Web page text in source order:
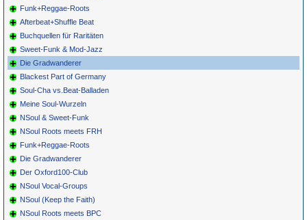
Funk+Reggae-Roots
Afterbeat+Shuffle Beat
Buchquellen für Raritäten
Sweet-Funk & Mod-Jazz
Die Gradwanderer
Blackest Part of Germany
Soul-Cha vs.Beat-Balladen
Meine Soul-Wurzeln
NSoul & Sweet-Funk
NSoul Roots meets FRH
Funk+Reggae-Roots
Die Gradwanderer
Der Oxford100-Club
NSoul Vocal-Groups
NSoul (Keep the Faith)
NSoul Roots meets BPC